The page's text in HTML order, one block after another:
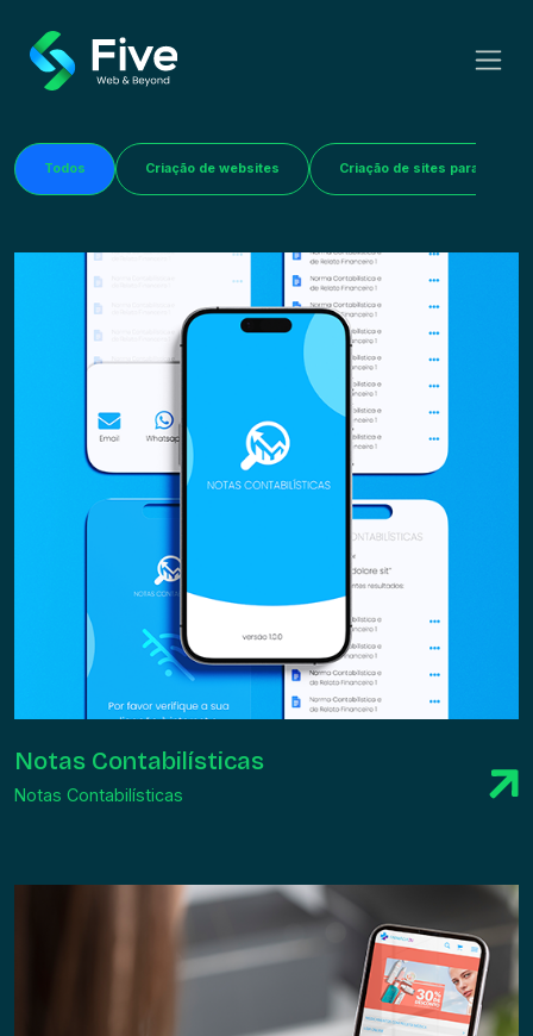
Todos Criação de websites Criação de sites para
Notas Contabilísticas
Notas Contabilísticas